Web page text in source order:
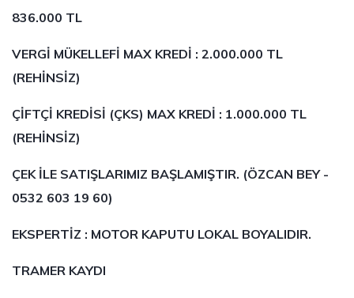
836.000 TL
VERGİ MÜKELLEFİ MAX KREDİ : 2.000.000 TL
(REHİNSİZ)
ÇİFTÇİ KREDİSİ (ÇKS) MAX KREDİ : 1.000.000 TL
(REHİNSİZ)
ÇEK İLE SATIŞLARIMIZ BAŞLAMIŞTIR. (ÖZCAN BEY -
0532 603 19 60)
EKSPERTİZ : MOTOR KAPUTU LOKAL BOYALIDIR.
TRAMER KAYDI